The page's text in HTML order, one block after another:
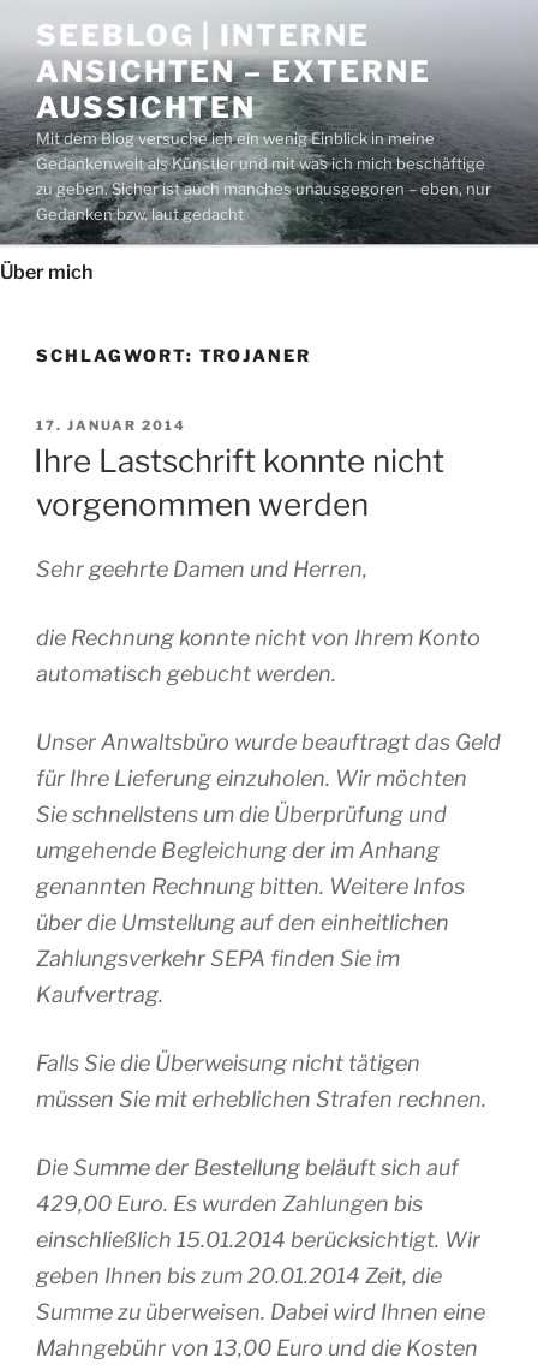
Inhalt
springen
SEEBLOG | INTERNE
ANSICHTEN – EXTERNE
AUSSICHTEN
Mit dem Blog versuche ich ein wenig Einblick in meine
Gedankenwelt als Künstler und mit was ich mich beschäftige
zu geben. Sicher ist auch manches unausgegoren – eben, nur
Gedanken bzw. laut gedacht
Über mich
SCHLAGWORT: TROJANER
VERÖFFENTLICHT
AM
17. JANUAR 2014
Ihre Lastschrift konnte nicht
vorgenommen werden
Sehr geehrte Damen und Herren,
die Rechnung konnte nicht von Ihrem Konto
automatisch gebucht werden.
Unser Anwaltsbüro wurde beauftragt das Geld
für Ihre Lieferung einzuholen. Wir möchten
Sie schnellstens um die Überprüfung und
umgehende Begleichung der im Anhang
genannten Rechnung bitten. Weitere Infos
über die Umstellung auf den einheitlichen
Zahlungsverkehr SEPA finden Sie im
Kaufvertrag.
Falls Sie die Überweisung nicht tätigen
müssen Sie mit erheblichen Strafen rechnen.
Die Summe der Bestellung beläuft sich auf
429,00 Euro. Es wurden Zahlungen bis
einschließlich 15.01.2014 berücksichtigt. Wir
geben Ihnen bis zum 20.01.2014 Zeit, die
Summe zu überweisen. Dabei wird Ihnen eine
Mahngebühr von 13,00 Euro und die Kosten